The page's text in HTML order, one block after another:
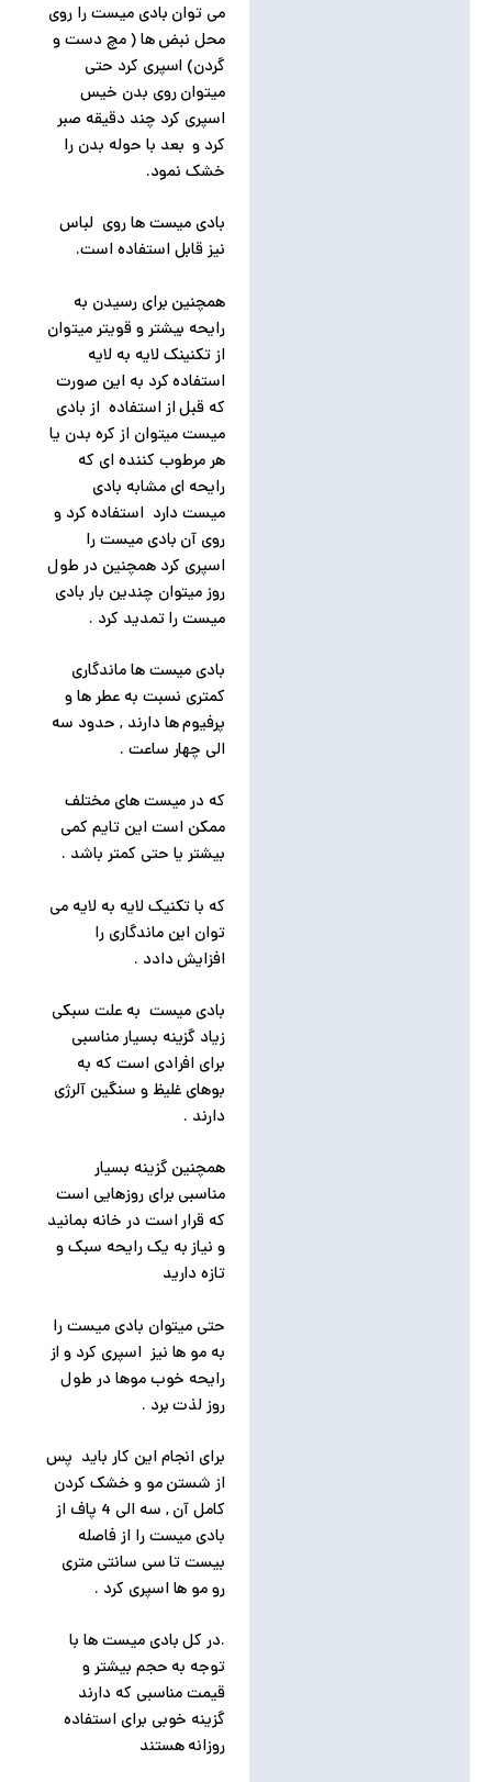
می توان بادی میست را روی
محل نبض ها ( مچ دست و
گردن) اسپری کرد حتی
میتوان روی بدن خیس
اسپری کرد چند دقیقه صبر
کرد و بعد با حوله بدن را
خشک نمود.
بادی میست ها روی لباس
نیز قابل استفاده است.
همچنین برای رسیدن به
رایحه بیشتر و قویتر میتوان
از تکنینک لایه به لایه
استفاده کرد به این صورت
که قبل از استفاده از بادی
میست میتوان از کره بدن یا
هر مرطوب کننده ای که
رایحه ای مشابه بادی
میست دارد استفاده کرد و
روی آن بادی میست را
اسپری کرد همچنین در طول
روز میتوان چندین بار بادی
میست را تمدید کرد .
بادی میست ها ماندگاری
کمتری نسبت به عطر ها و
پرفیوم ها دارند , حدود سه
الی چهار ساعت .
که در میست های مختلف
ممکن است این تایم کمی
بیشتر یا حتی کمتر باشد .
که با تکنیک لایه به لایه می
توان این ماندگاری را
افزایش دادد .
بادی میست به علت سبکی
زیاد گزینه بسیار مناسبی
برای افرادی است که به
بوهای غلیظ و سنگین آلرژی
دارند .
همچنین گزینه بسیار
مناسبی برای روزهایی است
که قرار است در خانه بمانید
و نیاز به یک رایحه سبک و
تازه دارید
حتی میتوان بادی میست را
به مو ها نیز اسپری کرد و از
رایحه خوب موها در طول
روز لذت برد .
برای انجام این کار باید پس
از شستن مو و خشک کردن
کامل آن , سه الی 4 پاف از
بادی میست را از فاصله
بیست تا سی سانتی متری
رو مو ها اسپری کرد .
.در کل بادی میست ها با
توجه به حجم بیشتر و
قیمت مناسبی که دارند
گزینه خوبی برای استفاده
روزانه هستند